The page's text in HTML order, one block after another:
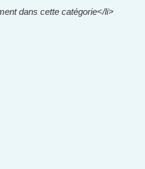
dans cette catégorie</li>